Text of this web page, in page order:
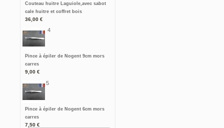
Couteau huitre Laguiole,avec sabot
cale huitre et coffret bois
36,00 €
4
Pince à épiler de Nogent 9cm mors
carres
9,00 €
5
Pince à épiler de Nogent 6cm mors
carres
7,50 €